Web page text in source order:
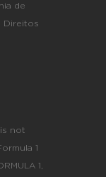
de
Direitos
not
1
1,